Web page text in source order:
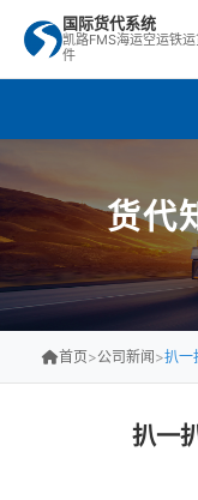
国际货代系统
凯路FMS海运空运铁
件
货代
首页>公司新闻 >扒一
扒一